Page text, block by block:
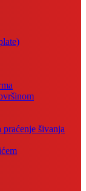
praćenje šivanja